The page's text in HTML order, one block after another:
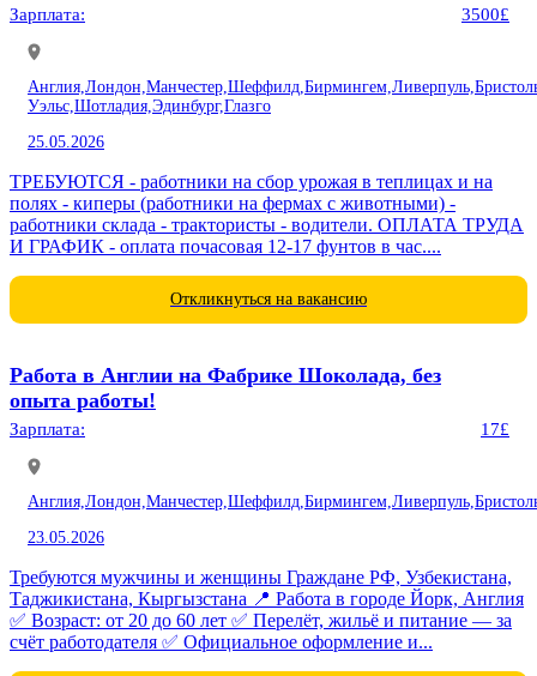
Зарплата: 3500£
Англия, Лондон, Манчестер, Шеффилд, Бирмингем, Ливерпуль,
Уэльс, Шотладия, Эдинбург,Глазго
25.05.2026
ТРЕБУЮТСЯ - работники на сбор урожая в теплицах и на
полях - киперы (работники на фермах с животными) -
работники склада - трактористы - водители. ОПЛАТА ТРУДА
И ГРАФИК - оплата почасовая 12-17 фунтов в час....
Откликнуться на вакансию
Работа в Англии на Фабрике Шоколада, без
опыта работы!
Зарплата: 17£
Англия, Лондон, Манчестер, Шеффилд, Бирмингем, Ливерпуль,
23.05.2026
Требуются мужчины и женщины Граждане РФ, Узбекистана,
Таджикистана, Кыргызстана 📍 Работа в городе Йорк, Англия
✅ Возраст: от 20 до 60 лет ✅ Перелёт, жильё и питание — за
счёт работодателя ✅ Официальное оформление и...